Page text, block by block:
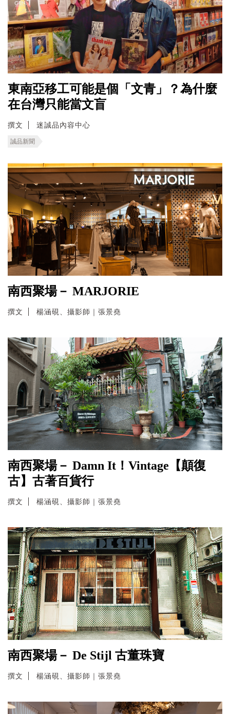
東南亞移工可能是個「文青」？為什麼
在台灣只能當文盲
撰文 迷誠品內容中心
誠品新聞
南西聚場－ MARJORIE
撰文 楊涵硯、攝影師｜張景堯
南西聚場－ Damn It！Vintage【顛復
古】古著百貨行
撰文 楊涵硯、攝影師｜張景堯
南西聚場－ De Stijl 古董珠寶
撰文 楊涵硯、攝影師｜張景堯